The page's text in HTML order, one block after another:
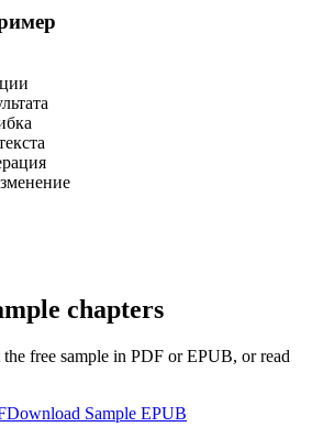
chapters
free sample in PDF or EPUB, or read
Download Sample EPUB